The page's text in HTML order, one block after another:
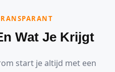
Wat Je Krijgt
start je altijd met een